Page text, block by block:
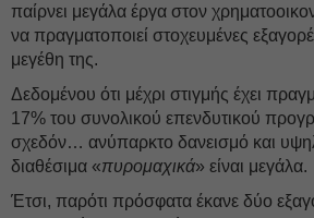
παίρνει μεγάλα έργα στον
να πραγματοποιεί στοχευμένες
μεγέθη της.
Δεδομένου ότι μέχρι στιγμής έχει
17% του συνολικού επενδυτικού
σχεδόν… ανύπαρκτο δανεισμό και
διαθέσιμα «πυρομαχικά» είναι μεγάλα.
Έτσι, παρότι πρόσφατα έκανε δύο